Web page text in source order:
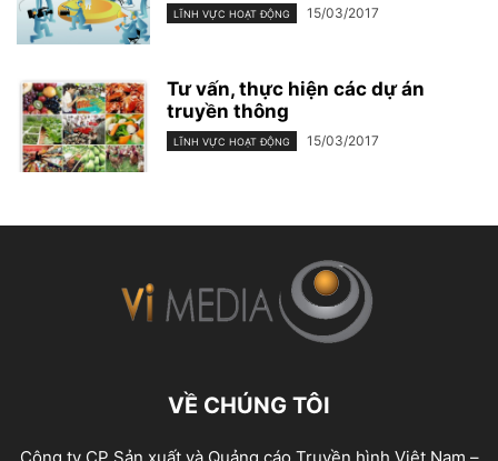
LĨNH VỰC HOẠT ĐỘNG 15/03/2017
Tư vấn, thực hiện các dự án
truyền thông
LĨNH VỰC HOẠT ĐỘNG 15/03/2017
VỀ CHÚNG TÔI